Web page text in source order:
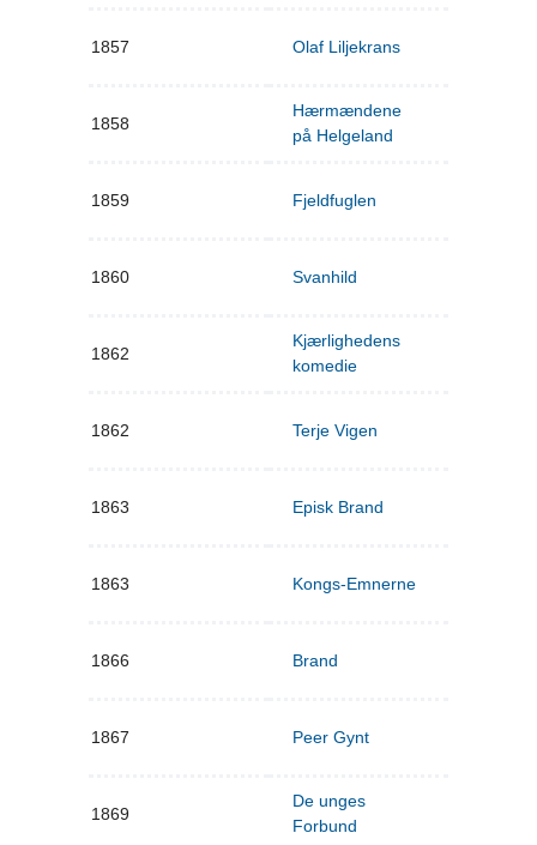
1857 Olaf Liljekrans
1858
Hærmændene
på Helgeland
1859 Fjeldfuglen
1860 Svanhild
1862
Kjærlighedens
komedie
1862 Terje Vigen
1863 Episk Brand
1863 Kongs-Emnerne
1866 Brand
1867 Peer Gynt
1869
De unges
Forbund